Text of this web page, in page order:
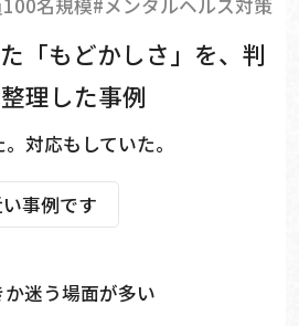
名規模#メンタルヘルス対策
「もどかしさ」を、判
理した事例
対応もしていた。
事例です
迷う場面が多い